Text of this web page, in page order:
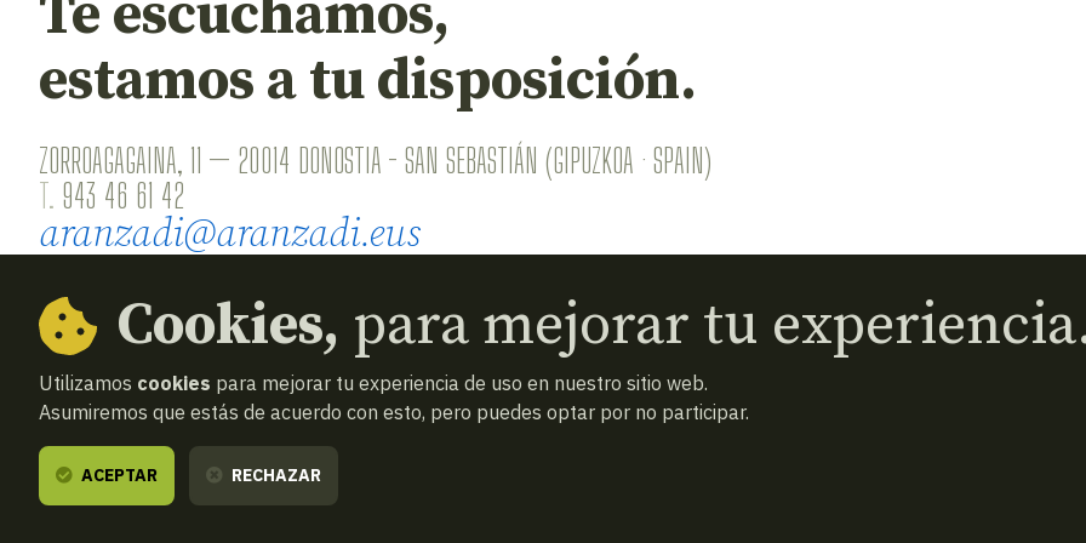
Te escuchamos,
estamos a tu disposición.
ZORROAGAGAINA, 11 — 20014 DONOSTIA - SAN SEBASTIÁN (GIPUZKOA · SPAIN)
T. 943 46 61 42
aranzadi@aranzadi.eus
Aranzadi — Zientzia elkartea
Cookies, para mejorar tu
Utilizamos cookies para mejorar tu experiencia de uso en nuestro sitio web.
Asumiremos que estás de acuerdo con esto, pero puedes optar por no participar.
ACEPTAR RECHAZAR